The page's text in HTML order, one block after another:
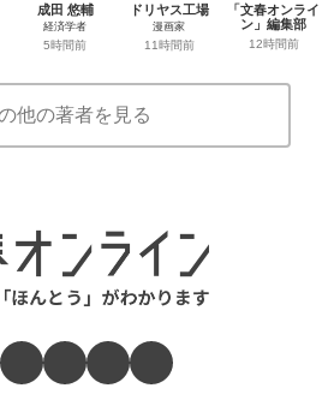
成田 悠輔
経済学者
5時間前
ドリヤス工場
漫画家
11時間前
「文春オンライ
ン」編集部
12時間前
他の著者を見る